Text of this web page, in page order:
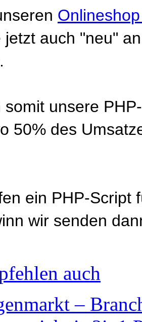
jetzt auch "neu"
somit unsere
50% des
ein PHP-Script
wir senden
auch